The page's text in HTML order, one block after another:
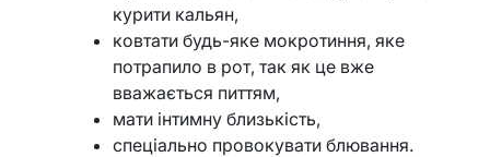
курити кальян,
ковтати будь-яке мокротиння, яке
потрапило в рот, так як це вже
вважається питтям,
мати інтимну близькість,
спеціально провокувати блювання.